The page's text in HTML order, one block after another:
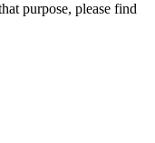
purpose, please find